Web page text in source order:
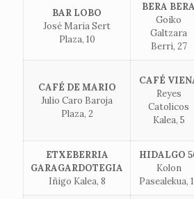
BAR LOBO
José Maria Sert
Plaza, 10
BERA BERA
Goiko
Galtzara
Berri, 27
CAFÉ DE MARIO
Julio Caro Baroja
Plaza, 2
CAFÉ
Reyes
Catolicos
Kalea, 5
ETXEBERRIA
GARAGARDOTEGIA
Iñigo Kalea, 8
HIDALGO
Kolon
Pasealekua,